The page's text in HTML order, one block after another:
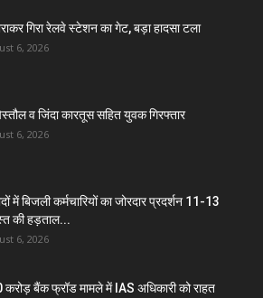
गिरा रेलवे स्टेशन का गेट, बड़ा हादसा टला
6, 2026
व जिंदा कारतूस सहित युवक गिरफ्तार
6, 2026
में बिजली कर्मचारियों का जोरदार प्रदर्शन 11-13
की हड़ताल...
6, 2026
करोड़ बैंक फ्रॉड मामले में IAS अधिकारी को राहत